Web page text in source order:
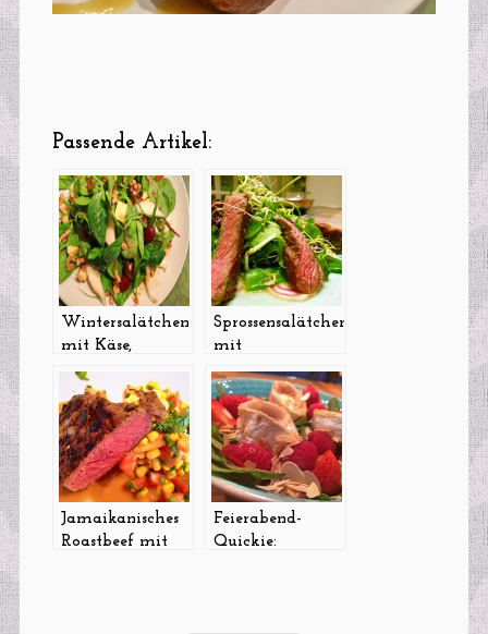
Passende Artikel:
Wintersalätchen
mit Käse,
Weintrauben &
Knusperbrot
Sprossensalätchen
mit
Zuckerschoten
(mit oder ohne
Steakstreifen),
Schnappatmung
unterm
Weihnachtsbaum
und und was
sonst noch so los
war dieses Jahr
Jamaikanisches
Roastbeef mit
Feierabend-
Quickie: